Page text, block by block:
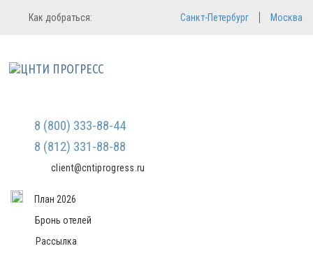
Регистрация
Мы не передаем ваши данные
третьим лицам и не рассылаем
Вход в систему
Пароль
Войти в кабинет
Как добраться: Санкт-Петербург Москва
8 (800) 333-88-44
8 (812) 331-88-88
client@cntiprogress.ru
План 2026
Бронь отелей
Рассылка